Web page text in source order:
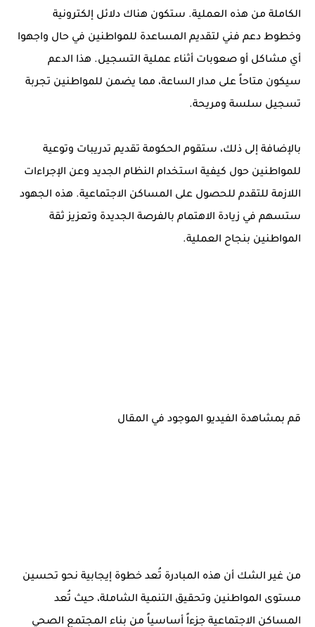
الكاملة من هذه العملية. ستكون هناك دلائل إلكترونية
وخطوط دعم فني لتقديم المساعدة للمواطنين في حال واجهوا
أي مشاكل أو صعوبات أثناء عملية التسجيل. هذا الدعم
سيكون متاحاً على مدار الساعة، مما يضمن للمواطنين تجربة
تسجيل سلسة ومريحة.
بالإضافة إلى ذلك، ستقوم الحكومة تقديم تدريبات وتوعية
للمواطنين حول كيفية استخدام النظام الجديد وعن الإجراءات
اللازمة للتقدم للحصول على المساكن الاجتماعية. هذه الجهود
ستسهم في زيادة الاهتمام بالفرصة الجديدة وتعزيز ثقة
المواطنين بنجاح العملية.
قم بمشاهدة الفيديو الموجود في المقال
من غير الشك أن هذه المبادرة تُعد خطوة إيجابية نحو تحسين
مستوى المواطنين وتحقيق التنمية الشاملة، حيث تُعد
المساكن الاجتماعية جزءاً أساسياً من بناء المجتمع الصحي